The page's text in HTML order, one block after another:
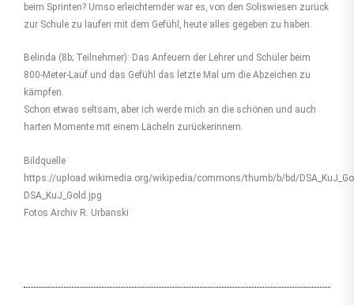
beim Sprinten? Umso erleichternder war es, von den Soliswiesen zurück
zur Schule zu laufen mit dem Gefühl, heute alles gegeben zu haben.
Belinda (8b; Teilnehmer): Das Anfeuern der Lehrer und Schüler beim
800-Meter-Lauf und das Gefühl das letzte Mal um die Abzeichen zu
kämpfen.
Schon etwas seltsam, aber ich werde mich an die schönen und auch
harten Momente mit einem Lächeln zurückerinnern.
Bildquelle
https://upload.wikimedia.org/wikipedia/commons/thumb/b/bd/
DSA_KuJ_Gold.jpg
Fotos Archiv R. Urbanski